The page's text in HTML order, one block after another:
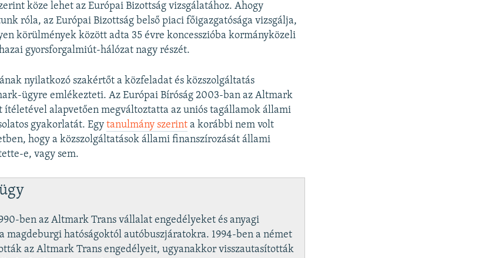
köze lehet az Európai Bizottság vizsgálatához. Ahogy
róla, az Európai Bizottság belső piaci főigazgatósága vizsgálja,
körülmények között adta 35 évre koncesszióba kormányközeli
gyorsforgalmiút-hálózat nagy részét.
nyilatkozó szakértőt a közfeladat és közszolgáltatás
ügyre emlékezteti. Az Európai Bíróság 2003-ban az Altmark
ítéletével alapvetően megváltoztatta az uniós tagállamok állami
gyakorlatát. Egytanulmány szerint a korábbi nem volt
hogy a közszolgáltatások állami finanszírozását állami
e, vagy sem.
ben az Altmark Trans vállalat engedélyeket és anyagi
magdeburgi hatóságoktól autóbuszjáratokra. 1994-ben a német
az Altmark Trans engedélyeit, ugyanakkor visszautasították